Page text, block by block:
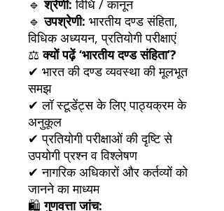
🔹श्रेणी: विधि / कानून
🔹उपश्रेणी: भारतीय दण्ड संहिता,
विधिक अध्ययन, प्रतियोगी परीक्षाएं
⚖️क्यों पढ़ें ‘भारतीय दण्ड संहिता’?
✔ भारत की दण्ड व्यवस्था की मूलभूत
समझ
✔ लॉ स्टूडेंट्स के लिए पाठ्यक्रम के
अनुकूल
✔ प्रतियोगी परीक्षाओं की दृष्टि से
उपयोगी प्रश्न व विश्लेषण
✔ नागरिक अधिकारों और कर्तव्यों को
जानने का माध्यम
🛍️गुणवत्ता जांच: